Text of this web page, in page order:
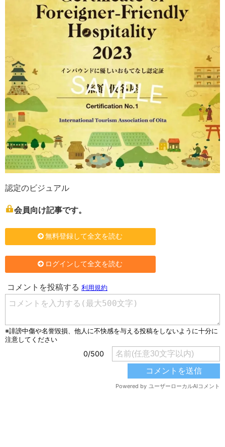
認定のビジュアル
会員向け記事です。
無料登録して全文を読む
ログインして全文を読む